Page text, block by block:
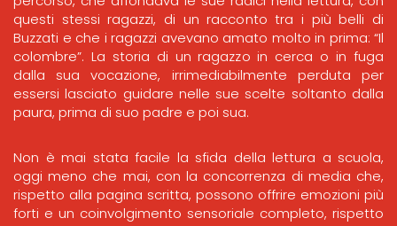
questi stessi ragazzi, di un racconto tra i più belli di
Buzzati e che i ragazzi avevano amato molto in prima: “Il
colombre”. La storia di un ragazzo in cerca o in fuga
dalla sua vocazione, irrimediabilmente perduta per
essersi lasciato guidare nelle sue scelte soltanto dalla
paura, prima di suo padre e poi sua.
Non è mai stata facile la sfida della lettura a scuola,
oggi meno che mai, con la concorrenza di media che,
rispetto alla pagina scritta, possono offrire emozioni più
forti e un coinvolgimento sensoriale completo, rispetto